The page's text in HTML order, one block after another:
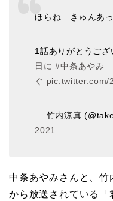
ほらね きゅんあ
1話ありがとうござ
日に #中条あやみ
ぐ pic.twitter.com/
— 竹内涼真
2021
中条あやみさんと、竹
から放送されている